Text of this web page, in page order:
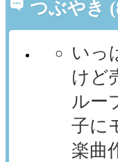
つぶやき
いっ
けど
ルー
子に
楽曲